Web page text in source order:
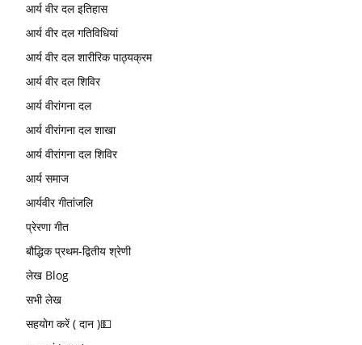
आर्य वीर दल इतिहास
आर्य वीर दल गतिविधियां
आर्य वीर दल शारीरिक पाठ्यक्रम
आर्य वीर दल शिविर
आर्य वीरांगना दल
आर्य वीरांगना दल शाखा
आर्य वीरांगना दल शिविर
आर्य समाज
आर्यवीर गीतांजलि
प्रेरणा गीत
बौद्धिक प्रथम-द्वितीय श्रेणी
लेख Blog
सभी लेख
सहयोग करें ( दान )💵